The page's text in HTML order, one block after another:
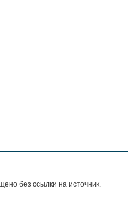
без ссылки на источник.